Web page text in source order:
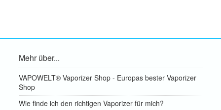
Mehr über...
VAPOWELT® Vaporizer Shop - Europas bester Vaporizer
Shop
Wie finde ich den richtigen Vaporizer für mich?